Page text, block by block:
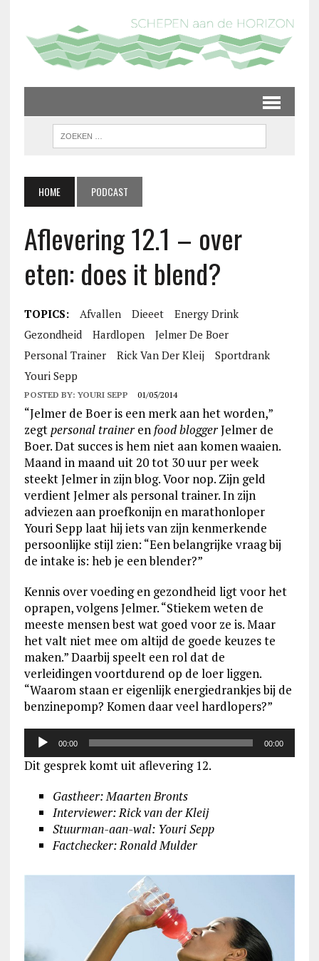
HOME PODCAST
Aflevering 12.1 – over
eten: does it blend?
TOPICS: Afvallen Dieeet
Energy Drink
Gezondheid
Hardlopen
Jelmer De Boer
Personal Trainer
Rick Van Der Kleij
Sportdrank
Youri Sepp
POSTED BY:YOURI SEPP 01/05/2014
“Jelmer de Boer is een merk aan het worden,”
zegtpersonal traineren food bloggerJelmer de
Boer. Dat succes is hem niet aan komen waaien.
Maand in maand uit 20 tot 30 uur per week
steekt Jelmer in zijn blog. Voor nop. Zijn geld
verdient Jelmer als personal trainer. In zijn
adviezen aan proefkonijn en marathonloper
Youri Sepp laat hij iets van zijn kenmerkende
persoonlijke stijl zien: “Een belangrijke vraag bij
de intake is: heb je een blender?”
Kennis over voeding en gezondheid ligt voor het
oprapen, volgens Jelmer. “Stiekem weten de
meeste mensen best wat goed voor ze is. Maar
het valt niet mee om altijd de goede keuzes te
maken.” Daarbij speelt een rol dat de
verleidingen voortdurend op de loer liggen.
“Waarom staan er eigenlijk energiedrankjes bij de
benzinepomp? Komen daar veel hardlopers?”
Audiospeler
00:00 00:00
Dit gesprek komt uit aflevering 12.
Gastheer: Maarten Bronts
Interviewer: Rick van der Kleij
Stuurman-aan-wal: Youri Sepp
Factchecker: Ronald Mulder